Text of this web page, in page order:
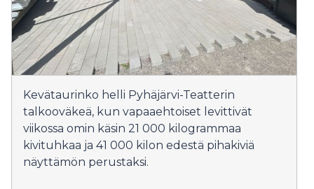
Kevätaurinko helli Pyhäjärvi-Teatterin
talkooväkeä, kun vapaaehtoiset levittivät
viikossa omin käsin 21 000 kilogrammaa
kivituhkaa ja 41 000 kilon edestä pihakiviä
näyttämön perustaksi.